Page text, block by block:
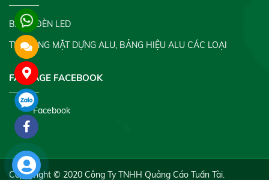
BẢNG ĐÈN LED
THI CÔNG MẶT DỰNG ALU, BẢNG HIỆU ALU CÁC LOẠI
FANPAGE FACEBOOK
Facebook
Coppyright © 2020 Công Ty TNHH Quảng Cáo Tuấn Tài.